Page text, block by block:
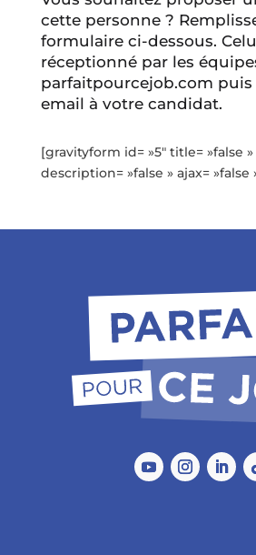
cette personne ?
formulaire ci-dessous.
réceptionné par les
parfaitpourcejob.com
email à votre candidat.
[gravityform id= »5″ title= »false »
description= »false » ajax= »false